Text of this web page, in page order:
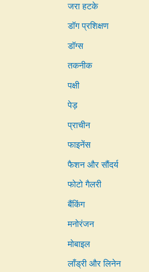
जरा हटके
डॉग प्रशिक्षण
डॉग्स
तकनीक
पक्षी
पेड़
प्राचीन
फाइनेंस
फैशन और सौंदर्य
फोटो गैलरी
बैंकिंग
मनोरंजन
मोबाइल
लाँड्री और लिनेन